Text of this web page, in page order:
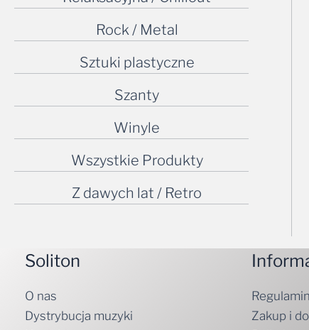
Rock / Metal
Sztuki plastyczne
Szanty
Winyle
Wszystkie Produkty
Z dawych lat / Retro
Soliton
O nas
Dystrybucja muzyki
Regulamin
Zakup i